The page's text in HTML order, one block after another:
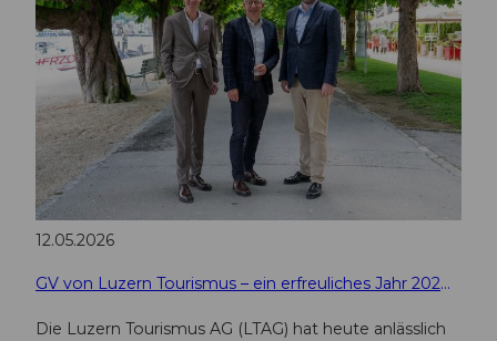
12.05.2026
GV von Luzern Tourismus – ein erfreuliches Jahr 2025 und ein neues VR-Mitglied
Die Luzern Tourismus AG (LTAG) hat heute anlässlich